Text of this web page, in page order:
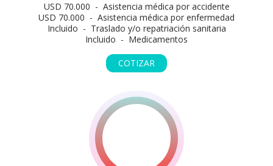
USD 70.000 - Asistencia médica por accidente
USD 70.000 - Asistencia médica por enfermedad
Incluido - Traslado y/o repatriación sanitaria
Incluido - Medicamentos
COTIZAR